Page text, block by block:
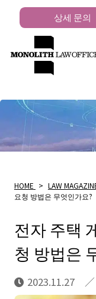
상세 문의
HOME > LAW
요청 방법은 무엇인가요?
전자 주택
청 방법은
2023.11.27